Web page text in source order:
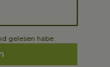
gelesen habe.